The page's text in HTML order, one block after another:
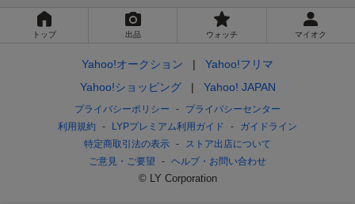
トップ 出品 ウォッチ マイオク
Yahoo!オークション
Yahoo!フリマ
Yahoo!ショッピング
Yahoo! JAPAN
プライバシーポリシー
プライバシーセンター
利用規約
LYPプレミアム利用ガイド
ガイドライン
特定商取引法の表示
ストア出店について
ご意見・ご要望
ヘルプ・お問い合わせ
© LY Corporation